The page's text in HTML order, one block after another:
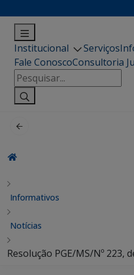
Institucional Serviços
Fale ConoscoConsultoria
Pesquisar
por:
Informativos
Notícias
Resolução PGE/MS/Nº 223,